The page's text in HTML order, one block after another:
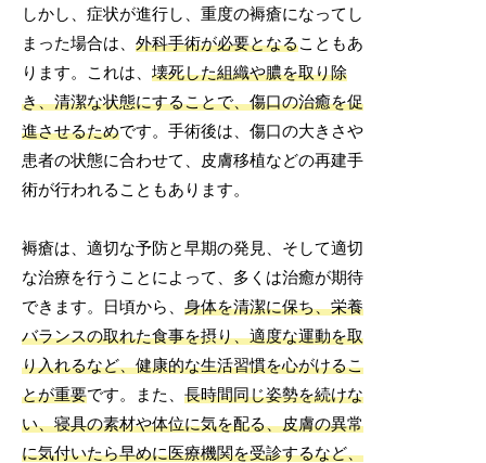
しかし、症状が進行し、重度の褥瘡になってし
まった場合は、外科手術が必要となることもあ
ります。これは、壊死した組織や膿を取り除
き、清潔な状態にすることで、傷口の治癒を促
進させるためです。手術後は、傷口の大きさや
患者の状態に合わせて、皮膚移植などの再建手
術が行われることもあります。
褥瘡は、適切な予防と早期の発見、そして適切
な治療を行うことによって、多くは治癒が期待
できます。日頃から、身体を清潔に保ち、栄養
バランスの取れた食事を摂り、適度な運動を取
り入れるなど、健康的な生活習慣を心がけるこ
とが重要です。また、長時間同じ姿勢を続けな
い、寝具の素材や体位に気を配る、皮膚の異常
に気付いたら早めに医療機関を受診するなど、